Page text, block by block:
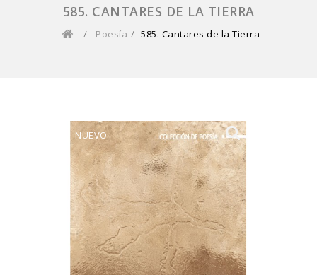
585. CANTARES DE LA TIERRA
/ Poesía / 585. Cantares de la Tierra
NUEVO